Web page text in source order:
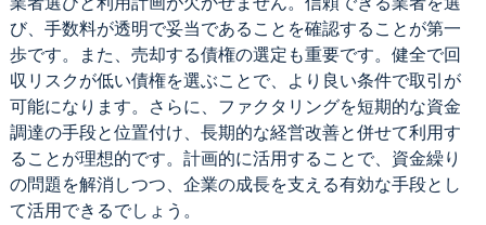
び、手数料が透明で妥当であることを確認することが第一
歩です。また、売却する債権の選定も重要です。健全で回
収リスクが低い債権を選ぶことで、より良い条件で取引が
可能になります。さらに、ファクタリングを短期的な資金
調達の手段と位置付け、長期的な経営改善と併せて利用す
ることが理想的です。計画的に活用することで、資金繰り
の問題を解消しつつ、企業の成長を支える有効な手段とし
て活用できるでしょう。